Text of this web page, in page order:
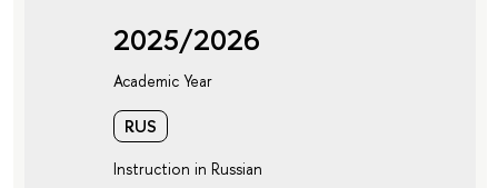
2025/2026
Academic Year
RUS
Instruction in Russian